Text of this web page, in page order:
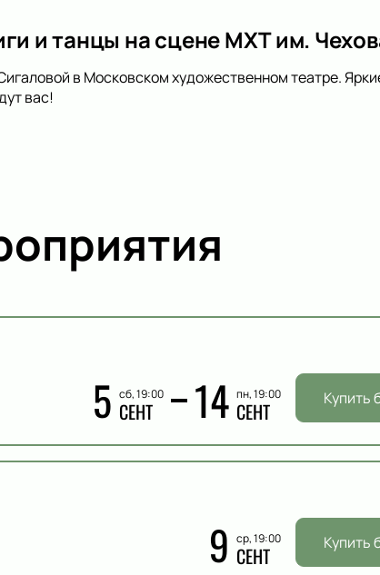
и танцы на сцене МХТ им.
в Московском художественном театре.
вас!
5 сб, 19:00
СЕНТ 14 пн, 19:00
СЕНТ Купить
9 ср, 19:00
СЕНТ Купить